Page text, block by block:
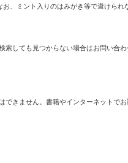
、ミント入りのはみがき等で避けられ
しても見つからない場合はお問い合わ
きません。書籍やインターネットで